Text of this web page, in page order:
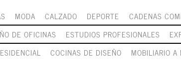
MODA CALZADO DEPORTE CADENAS
DE OFICINAS ESTUDIOS PROFESIONALES
COCINAS DE DISEÑO MOBILIARIO A